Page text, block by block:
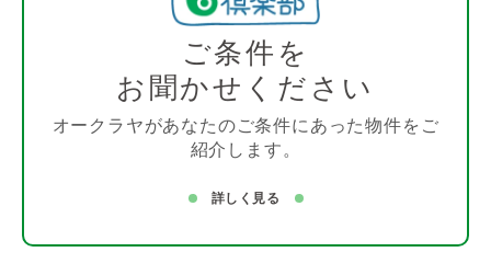
ご条件を
お聞かせください
オークラヤがあなたのご条件にあった物件をご
紹介します。
詳しく見る